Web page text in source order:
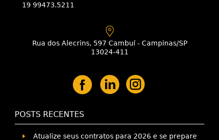
19 99473.5211
Rua dos Alecrins, 597 Cambuí - Campinas/SP
13024-411
POSTS RECENTES
Atualize seus contratos para 2026 e se prepare